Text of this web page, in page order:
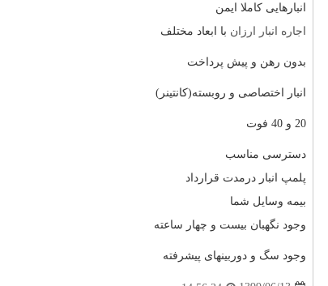
انبارهایی کاملا ایمن
اجاره انبار ارزان با ابعاد مختلف
بدون رهن و پیش پرداخت
انبار اختصاصی و روبسته(کانتینر)
20 و 40 فوت
دسترسی مناسب
پلمپ انبار درمدت قرارداد
بیمه وسایل شما
وجود نگهبان بیست و چهار ساعته
وجود سگ و دوربینهای پیشرفته